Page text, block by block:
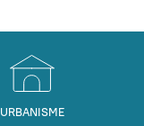
URBANISME